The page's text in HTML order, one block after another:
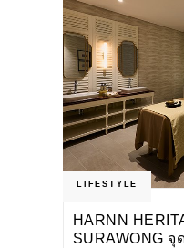
LIFESTYLE
HARNN
SURAWONG